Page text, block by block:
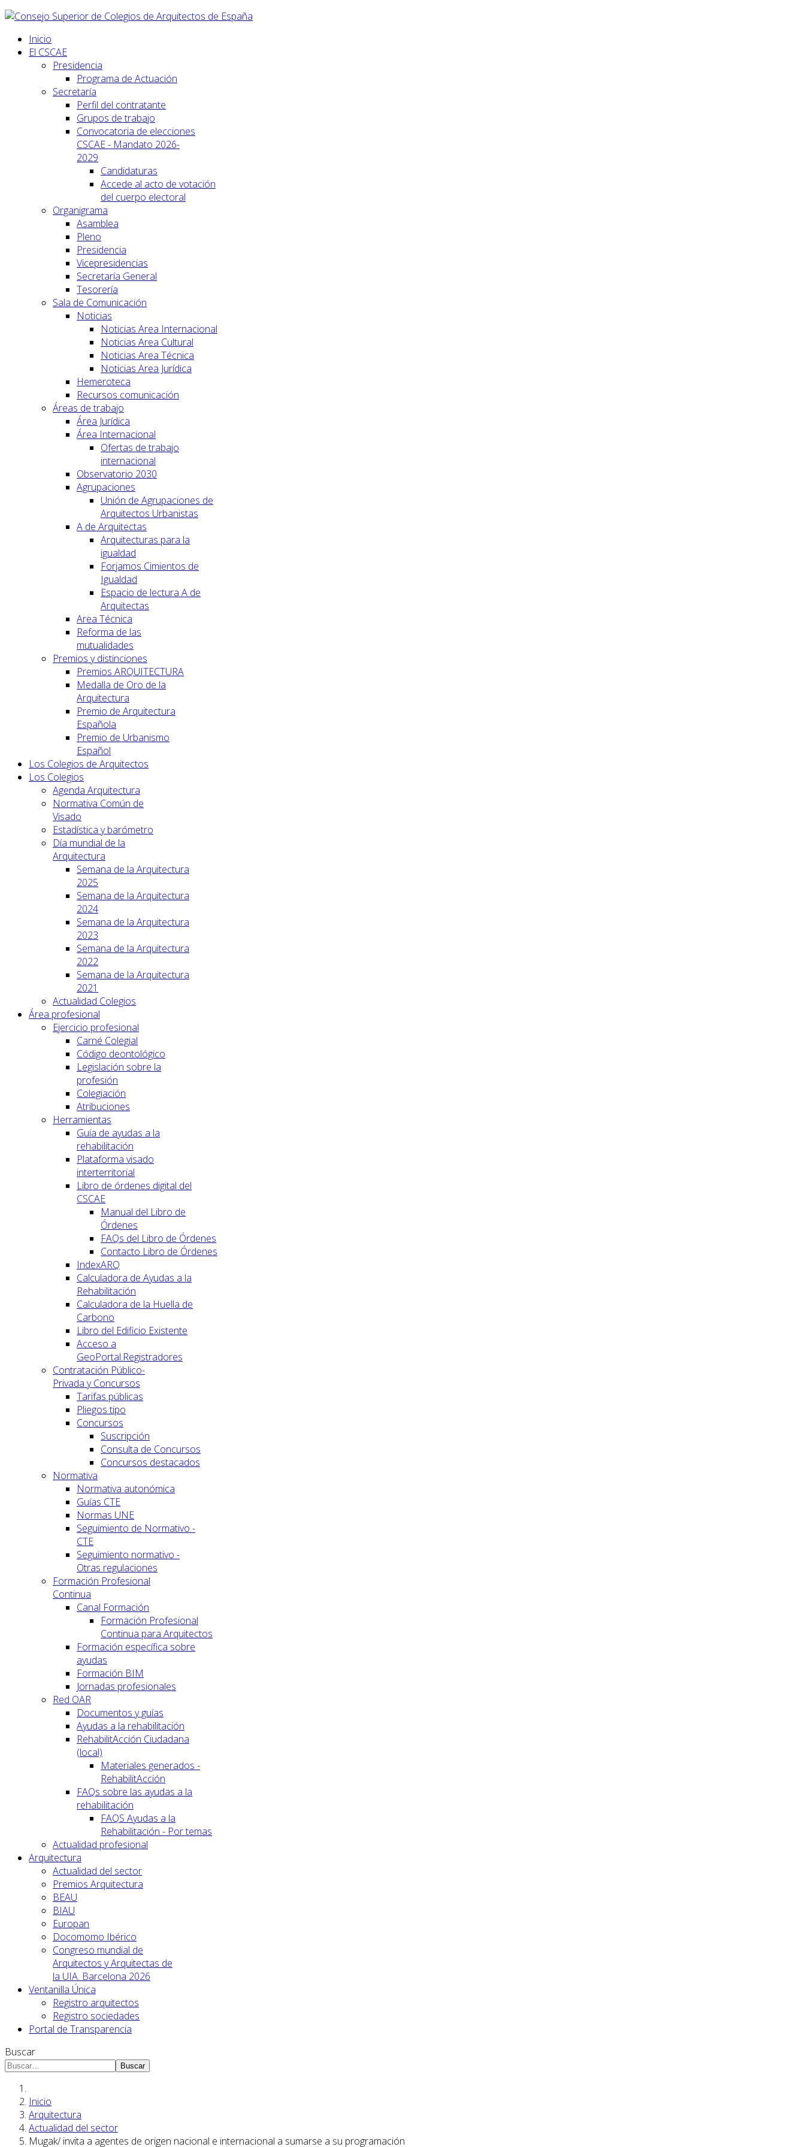
Inicio
El CSCAE
Presidencia
Programa de Actuación
Secretaría
Perfil del contratante
Grupos de trabajo
Convocatoria de elecciones
CSCAE - Mandato 2026-
2029
Candidaturas
Accede al acto de votación
del cuerpo electoral
Organigrama
Asamblea
Pleno
Presidencia
Vicepresidencias
Secretaría General
Tesorería
Sala de Comunicación
Noticias
Noticias Area Internacional
Noticias Area Cultural
Noticias Area Técnica
Noticias Area Jurídica
Hemeroteca
Recursos comunicación
Áreas de trabajo
Área Jurídica
Área Internacional
Ofertas de trabajo
internacional
Observatorio 2030
Agrupaciones
Unión de Agrupaciones de
Arquitectos Urbanistas
A de Arquitectas
Arquitecturas para la
igualdad
Forjamos Cimientos de
Igualdad
Espacio de lectura A de
Arquitectas
Area Técnica
Reforma de las
mutualidades
Premios y distinciones
Premios ARQUITECTURA
Medalla de Oro de la
Arquitectura
Premio de Arquitectura
Española
Premio de Urbanismo
Español
Los Colegios de Arquitectos
Los Colegios
Agenda Arquitectura
Normativa Común de
Visado
Estadística y barómetro
Día mundial de la
Arquitectura
Semana de la Arquitectura
2025
Semana de la Arquitectura
2024
Semana de la Arquitectura
2023
Semana de la Arquitectura
2022
Semana de la Arquitectura
2021
Actualidad Colegios
Área profesional
Ejercicio profesional
Carné Colegial
Código deontológico
Legislación sobre la
profesión
Colegiación
Atribuciones
Herramientas
Guía de ayudas a la
rehabilitación
Plataforma visado
interterritorial
Libro de órdenes digital del
CSCAE
Manual del Libro de
Órdenes
FAQs del Libro de Órdenes
Contacto Libro de Órdenes
IndexARQ
Calculadora de Ayudas a la
Rehabilitación
Calculadora de la Huella de
Carbono
Libro del Edificio Existente
Acceso a
GeoPortal.Registradores
Contratación Público-
Privada y Concursos
Tarifas públicas
Pliegos tipo
Concursos
Suscripción
Consulta de Concursos
Concursos destacados
Normativa
Normativa autonómica
Guías CTE
Normas UNE
Seguimiento de Normativo -
CTE
Seguimiento normativo -
Otras regulaciones
Formación Profesional
Continua
Canal Formación
Formación Profesional
Continua para Arquitectos
Formación específica sobre
ayudas
Formación BIM
Jornadas profesionales
Red OAR
Documentos y guías
Ayudas a la rehabilitación
RehabilitAcción Ciudadana
(local)
Materiales generados -
RehabilitAcción
FAQs sobre las ayudas a la
rehabilitación
FAQS Ayudas a la
Rehabilitación - Por temas
Actualidad profesional
Arquitectura
Actualidad del sector
Premios Arquitectura
BEAU
BIAU
Europan
Docomomo Ibérico
Congreso mundial de
Arquitectos y Arquitectas de
la UIA. Barcelona 2026
Ventanilla Única
Registro arquitectos
Registro sociedades
Portal de Transparencia
Buscar
Buscar
Inicio
Arquitectura
Actualidad del sector
Mugak/ invita a agentes de origen nacional e internacional a sumarse a su programación